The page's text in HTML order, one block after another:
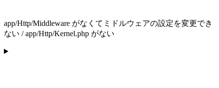
app/Http/Middleware がなくてミドルウェアの設定を変更でき
ない / app/Http/Kernel.php がない